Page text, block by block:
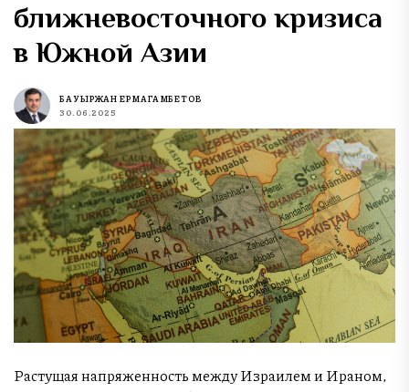
ближневосточного кризиса
в Южной Азии
БАУЫРЖАН ЕРМАГАМБЕТОВ
30.06.2025
Растущая напряженность между Израилем и Ираном,